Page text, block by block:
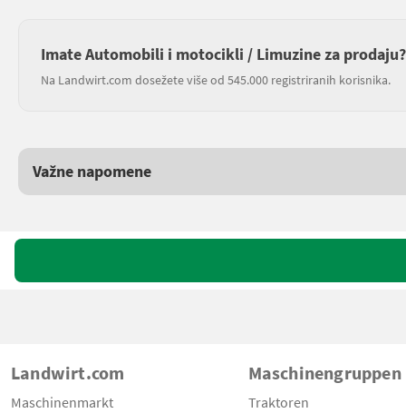
Imate Automobili i motocikli / Limuzine za prodaju?
Na Landwirt.com dosežete više od 545.000 registriranih korisnika.
Važne napomene
Landwirt.com
Maschinenmarkt
Maschinengruppen
Traktoren